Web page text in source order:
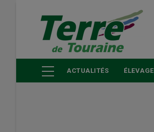
principal
ACTUALITÉS